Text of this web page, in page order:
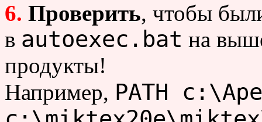
6. Проверить, чтобы
в autoexec.bat на
продукты!
Например, PATH